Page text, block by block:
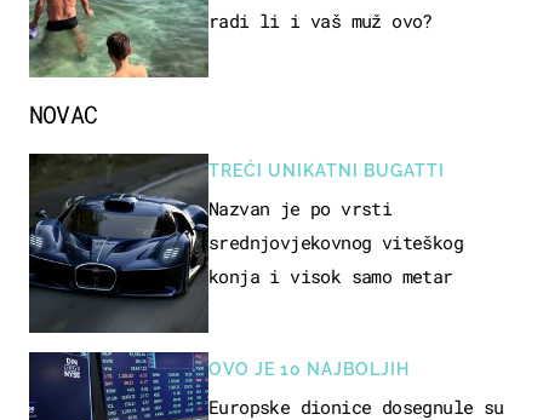
radi li i vaš muž ovo?
NOVAC
TREĆI UNIKATNI BUGATTI
Nazvan je po vrsti
srednjovjekovnog viteškog
konja i visok samo metar
OVO JE 10 NAJBOLJIH
Europske dionice dosegnule su